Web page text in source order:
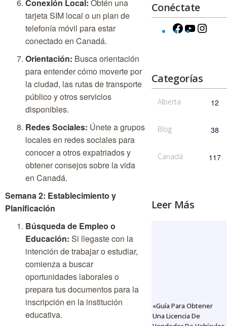
Conexión Local: Obtén una
tarjeta SIM local o un plan de
telefonía móvil para estar
conectado en Canadá.
Orientación: Busca orientación
para entender cómo moverte por
la ciudad, las rutas de transporte
público y otros servicios
disponibles.
Redes Sociales: Únete a grupos
locales en redes sociales para
conocer a otros expatriados y
obtener consejos sobre la vida
en Canadá.
Semana 2: Establecimiento y
Planificación
Búsqueda de Empleo o
Educación: Si llegaste con la
intención de trabajar o estudiar,
comienza a buscar
oportunidades laborales o
prepara tus documentos para la
inscripción en la institución
educativa.
Conéctate
Categorías
Alberta 12
Blog 38
Canadá 117
Leer Más
«Guía Para Obtener
Una Licencia De